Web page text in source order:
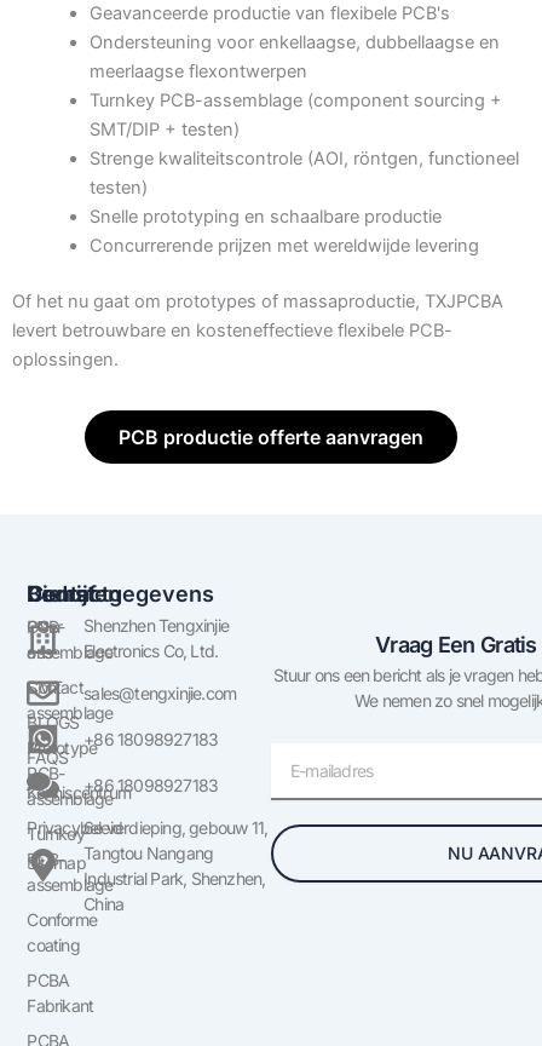
Geavanceerde productie van flexibele PCB's
Ondersteuning voor enkellaagse, dubbellaagse en
meerlaagse flexontwerpen
Turnkey PCB-assemblage (component sourcing +
SMT/DIP + testen)
Strenge kwaliteitscontrole (AOI, röntgen, functioneel
testen)
Snelle prototyping en schaalbare productie
Concurrerende prijzen met wereldwijde levering
Of het nu gaat om prototypes of massaproductie, TXJPCBA
levert betrouwbare en kosteneffectieve flexibele PCB-
oplossingen.
PCB productie offerte aanvragen
Bedrijf
Over
ons
Contact
BLOGS
FAQS
Kenniscentrum
Privacybeleid
Sitemap
Diensten
PCB-
assemblage
SMT
assemblage
Prototype
PCB-
assemblage
Turnkey
PCB-
assemblage
Conforme
coating
PCBA
Fabrikant
PCBA
Contactgegevens
Shenzhen Tengxinjie
Electronics Co, Ltd.
sales@tengxinjie.com
+86 18098927183
+86 18098927183
6e verdieping, gebouw 11,
Tangtou Nangang
Industrial Park, Shenzhen,
China
Vraag Een
Stuur ons een bericht als je vragen
We nemen zo snel
mail
NU